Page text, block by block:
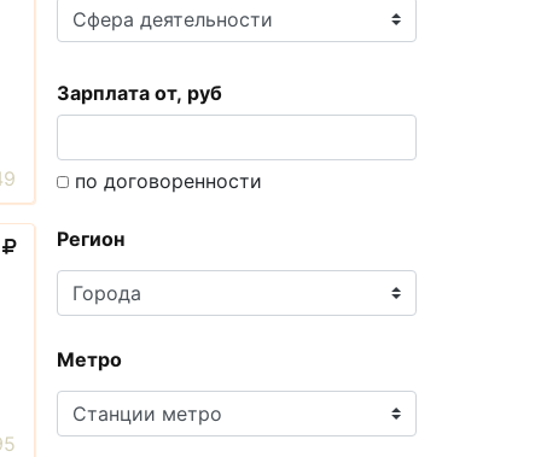
Зарплата от, руб
по договоренности
Регион
Метро